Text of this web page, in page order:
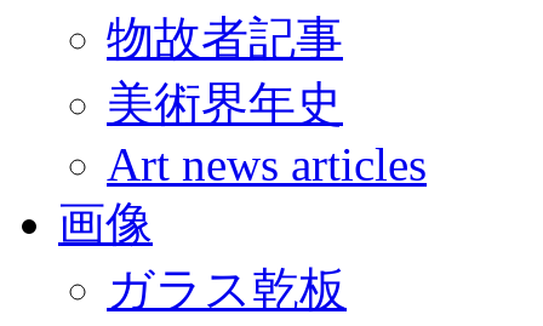
物故者記事
美術界年史
Art news articles
画像
ガラス乾板